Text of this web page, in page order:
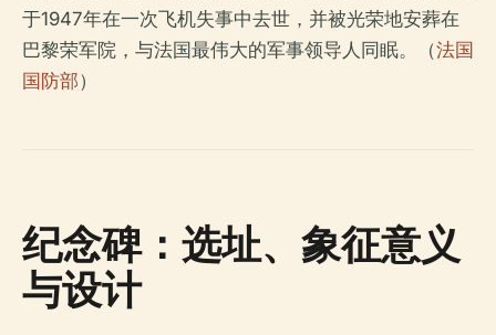
于1947年在一次飞机失事中去世，并被光荣地安葬在
巴黎荣军院，与法国最伟大的军事领导人同眠。（法国
国防部）
纪念碑：选址、象征意义
与设计